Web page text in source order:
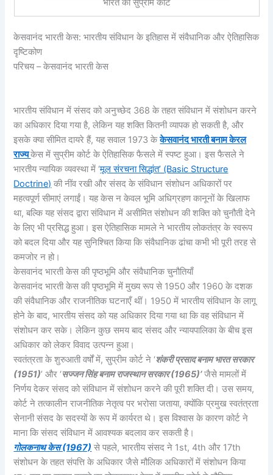
भारत का सुप्रीम कोर्ट
केसवानंद भारती केस: भारतीय संविधान के इतिहास में संवैधानिक और ऐतिहासिक
दृष्टिकोण
परिचय – केसवानंद भारती केस
भारतीय संविधान में संसद को अनुच्छेद 368 के तहत संविधान में संशोधन करने
का अधिकार दिया गया है, लेकिन यह शक्ति कितनी व्यापक हो सकती है, और
इसके क्या सीमित दायरे हैं, यह सवाल 1973 केकेसवानंद भारती बनाम केरल
राज्यकेस में सुप्रीम कोर्ट के ऐतिहासिक फैसले में स्पष्ट हुआ। इस फैसले ने
भारतीय न्यायिक व्यवस्था में ‘मूल संरचना सिद्धांत’ (Basic Structure
Doctrine) की नींव रखी और संसद के संविधान संशोधन अधिकारों पर
महत्वपूर्ण सीमाएं लगाईं। यह केस न केवल भूमि अधिग्रहण कानूनों के खिलाफ
था, बल्कि यह संसद द्वारा संविधान में असीमित संशोधन की शक्ति को चुनौती देने
के लिए भी प्रसिद्ध हुआ। इस ऐतिहासिक मामले ने भारतीय लोकतंत्र के स्वरूप
को बदल दिया और यह सुनिश्चित किया कि संवैधानिक ढांचा कभी भी पूरी तरह से
कमजोर न हो।
केसवानंद भारती केस की पृष्ठभूमि और संवैधानिक चुनौतियाँ
केसवानंद भारती केस की पृष्ठभूमि में मुख्य रूप से 1950 और 1960 के दशक
की संवैधानिक और राजनीतिक घटनाएँ थीं। 1950 में भारतीय संविधान के लागू
होने के बाद, भारतीय संसद को यह अधिकार दिया गया था कि वह संविधान में
संशोधन कर सके। लेकिन कुछ समय बाद संसद और न्यायपालिका के बीच इस
अधिकार को लेकर विवाद उत्पन्न हुआ।
स्वतंत्रता के शुरुआती वर्षों में, सुप्रीम कोर्ट ने ‘शंकरी प्रसाद बनाम भारत सरकार
(1951)’ और ‘सज्जन सिंह बनाम राजस्थान सरकार (1965)’जैसे मामलों में
निर्णय देकर संसद को संविधान में संशोधन करने की पूरी शक्ति दी। उस समय,
कोर्ट ने तत्कालीन राजनीतिक नेतृत्व पर भरोसा जताया, क्योंकि प्रमुख स्वतंत्रता
सेनानी संसद के सदस्यों के रूप में कार्यरत थे। इस विश्वास के कारण कोर्ट ने
माना कि संसद संविधान में आवश्यक बदलाव कर सकती है।
गोलकनाथ केस (1967) से पहले, भारतीय संसद ने 1st, 4th और 17th
संशोधन के तहत संपत्ति के अधिकार जैसे मौलिक अधिकारों में संशोधन किया